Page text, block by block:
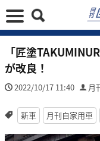
「匠塗
が改良！
2022/10/17 11:40 月
新車 月刊自家用車